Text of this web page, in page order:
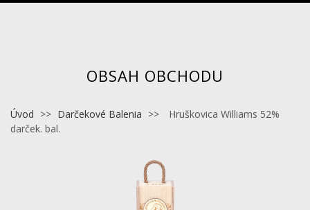
OBSAH OBCHODU
Úvod >> Darčekové Balenia >>
Hruškovica Williams 52%
darček. bal.